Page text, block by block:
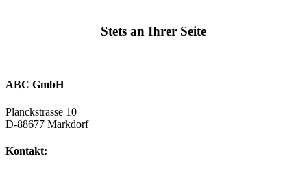
Stets an Ihrer Seite
ABC GmbH
Planckstrasse 10
D-88677 Markdorf
Kontakt: